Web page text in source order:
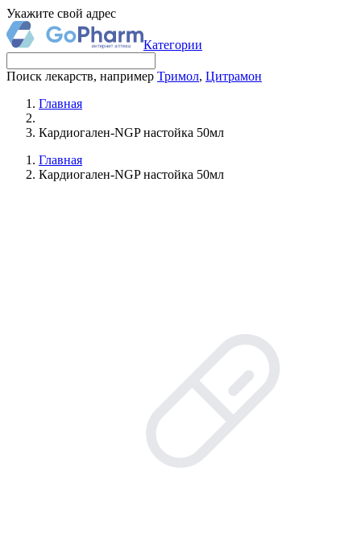
Укажите свой адрес
Категории
Поиск лекарств, например Тримол, Цитрамон
Главная
Кардиогален-NGP настойка 50мл
Главная
Кардиогален-NGP настойка 50мл